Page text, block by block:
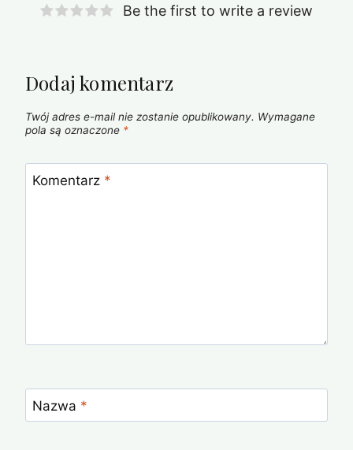
Be the first to write a review
Dodaj komentarz
Twój adres e-mail nie zostanie opublikowany. Wymagane
pola są oznaczone *
Komentarz *
Nazwa *